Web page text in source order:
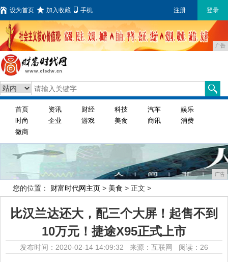
设为首页 加入收藏 手机 注册 登录
广告
首页 资讯 财经 科技 汽车
娱乐
时尚
企业 游戏 美食 商讯
消费
微商
广告
您的位置： 财富时代网主页 > 美食 > 正文 >
比汉兰达还大，配三个大屏！起售不到
10万元！捷途X95正式上市
发布时间：2020-02-14 14:09:32 来源：互联网 阅读：26